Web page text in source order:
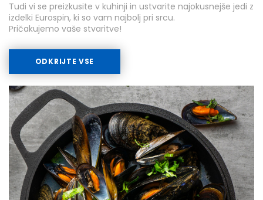
Tudi vi se preizkusite v kuhinji in ustvarite najokusnejše jedi z
izdelki Eurospin, ki so vam najbolj pri srcu.
Pričakujemo vaše stvaritve!
ODKRIJTE VSE